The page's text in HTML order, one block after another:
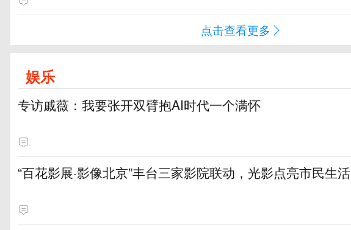
点击查看更多
娱乐
专访戚薇：我要张开双臂抱AI时代一个满怀
“百花影展·影像北京”丰台三家影院联动，光影点亮市民生活